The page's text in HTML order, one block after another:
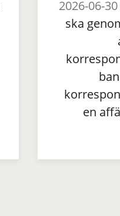
2026-06-30
ska
en